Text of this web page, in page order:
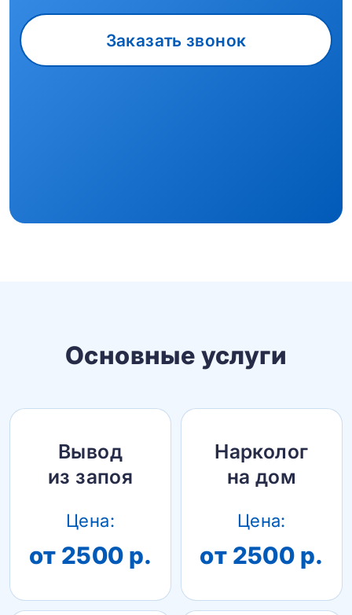
Заказать звонок
Основные услуги
Вывод
из запоя
Цена:
от 2500 р.
Нарколог
на дом
Цена:
от 2500 р.